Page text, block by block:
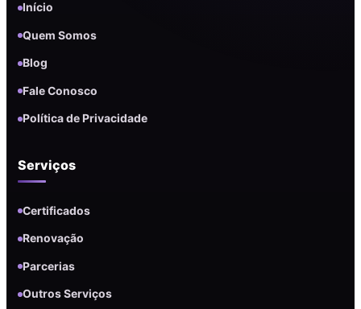
Início
Quem Somos
Blog
Fale Conosco
Política de Privacidade
Serviços
Certificados
Renovação
Parcerias
Outros Serviços